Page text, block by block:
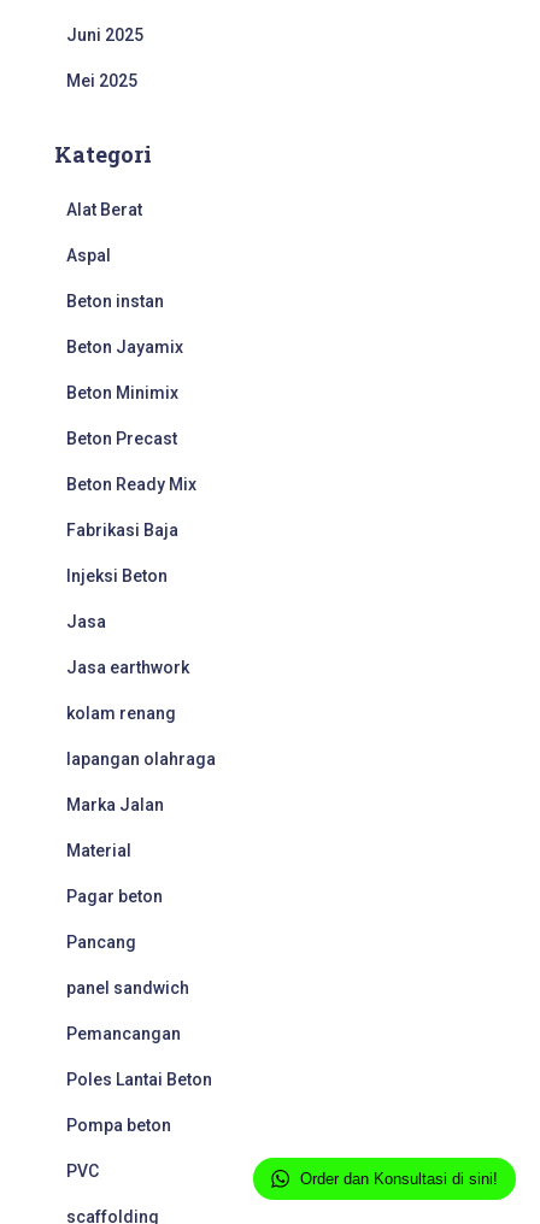
Juni 2025
Mei 2025
Kategori
Alat Berat
Aspal
Beton instan
Beton Jayamix
Beton Minimix
Beton Precast
Beton Ready Mix
Fabrikasi Baja
Injeksi Beton
Jasa
Jasa earthwork
kolam renang
lapangan olahraga
Marka Jalan
Material
Pagar beton
Pancang
panel sandwich
Pemancangan
Poles Lantai Beton
Pompa beton
PVC
scaffolding
Order dan Konsultasi di sini!